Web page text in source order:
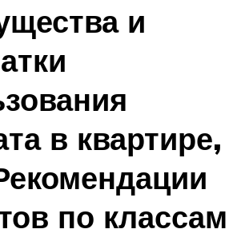
и
в квартире,
по классам